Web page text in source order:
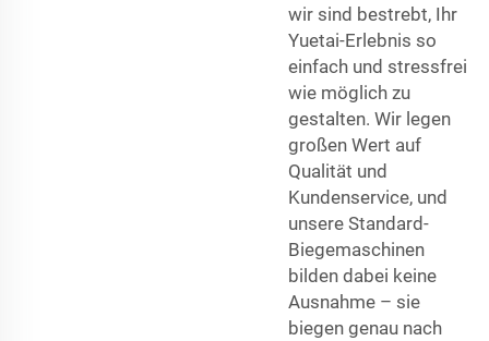
wir sind bestrebt, Ihr
Yuetai-Erlebnis so
einfach und stressfrei
wie möglich zu
gestalten. Wir legen
großen Wert auf
Qualität und
Kundenservice, und
unsere Standard-
Biegemaschinen
bilden dabei keine
Ausnahme – sie
biegen genau nach